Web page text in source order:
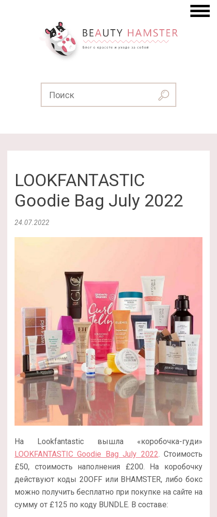
LOOKFANTASTIC
Goodie Bag July 2022
24.07.2022
На Lookfantastic вышла «коробочка-гуди»
LOOKFANTASTIC Goodie Bag July 2022. Стоимость
£50, стоимость наполнения £200. На коробочку
действуют коды 20OFF или BHAMSTER, либо бокс
можно получить бесплатно при покупке на сайте на
сумму от £125 по коду BUNDLE. В составе: